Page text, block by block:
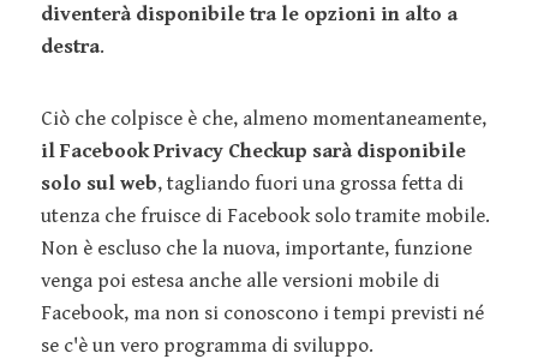
diventerà disponibile tra le opzioni in alto a
destra.
Ciò che colpisce è che, almeno momentaneamente,
il Facebook Privacy Checkup sarà disponibile
solo sul web, tagliando fuori una grossa fetta di
utenza che fruisce di Facebook solo tramite mobile.
Non è escluso che la nuova, importante, funzione
venga poi estesa anche alle versioni mobile di
Facebook, ma non si conoscono i tempi previsti né
se c'è un vero programma di sviluppo.